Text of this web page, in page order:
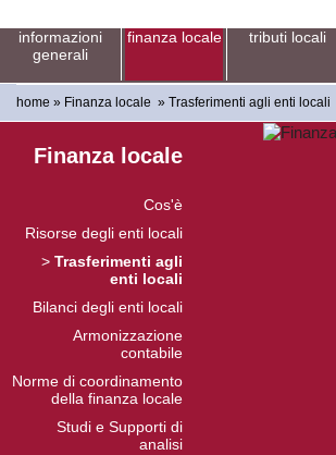
informazioni
generali
finanza locale tributi locali
home » Finanza locale » Trasferimenti agli enti locali
Finanza locale
Cos'è
Risorse degli enti locali
>Trasferimenti agli
enti locali
Bilanci degli enti locali
Armonizzazione
contabile
Norme di coordinamento
della finanza locale
Studi e Supporti di
analisi